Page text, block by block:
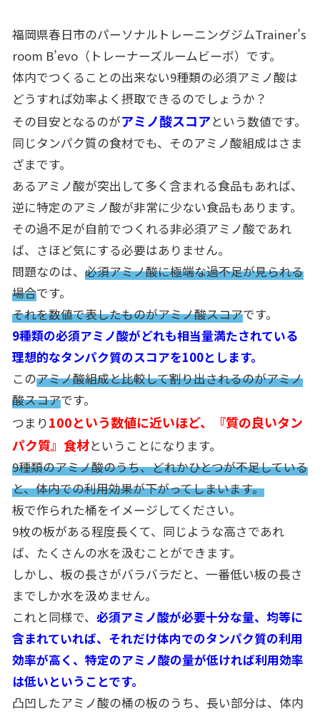
福岡県春日市のパーソナルトレーニングジムTrainer’s
room B’evo（トレーナーズルームビーボ）です。
体内でつくることの出来ない9種類の必須アミノ酸は
どうすれば効率よく摂取できるのでしょうか？
その目安となるのがアミノ酸スコアという数値です。
同じタンパク質の食材でも、そのアミノ酸組成はさま
ざまです。
あるアミノ酸が突出して多く含まれる食品もあれば、
逆に特定のアミノ酸が非常に少ない食品もあります。
その過不足が自前でつくれる非必須アミノ酸であれ
ば、さほど気にする必要はありません。
問題なのは、 必須アミノ酸に極端な過不足が見られる
場合です。
それを数値で表したものがアミノ酸スコアです。
9種類の必須アミノ酸がどれも相当量満たされている
理想的なタンパク質のスコアを100とします。
このアミノ酸組成と比較して割り出されるのがアミノ
酸スコアです。
つまり100という数値に近いほど、『質の良いタン
パク質』食材ということになります。
9種類のアミノ酸のうち、どれかひとつが不足している
と、体内での利用効果が下がってしまいます。
板で作られた桶をイメージしてください。
9枚の板がある程度長くて、同じような高さであれ
ば、たくさんの水を汲むことができます。
しかし、板の長さがバラバラだと、一番低い板の長さ
までしか水を汲めません。
これと同様で、 必須アミノ酸が必要十分な量、均等に
含まれていれば、それだけ体内でのタンパク質の利用
効率が高く、特定のアミノ酸の量が低ければ利用効率
は低いということです。
凸凹したアミノ酸の桶の板のうち、長い部分は、体内